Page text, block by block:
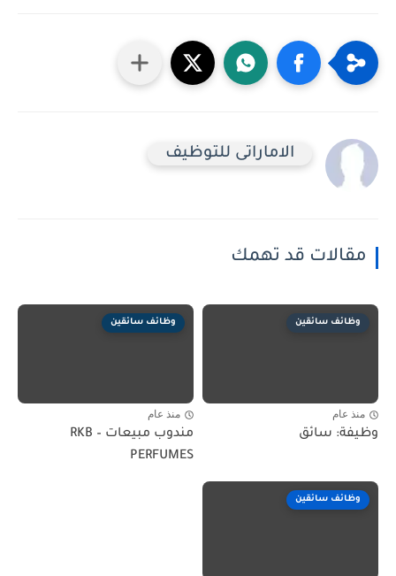
الاماراتى للتوظيف
مقالات قد تهمك
وظائف سائقين
منذ عام
وظيفة: سائق
وظائف سائقين
منذ عام
مندوب مبيعات – RKB
PERFUMES
وظائف سائقين